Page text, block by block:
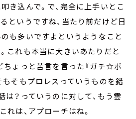
き込んで。で、完全に上手いとこ
というですね、当たり前だけど日
も多いですよというようなこと
これも本当に大きいあたりだと
ちょっと苦言を言った『ガチ☆ボ
もそもプロレスっていうものを錯
は？っていうのに対して、もう雲
れは、アプローチはね。